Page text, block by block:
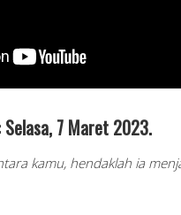
Selasa, 7 Maret 2023.
kamu, hendaklah ia